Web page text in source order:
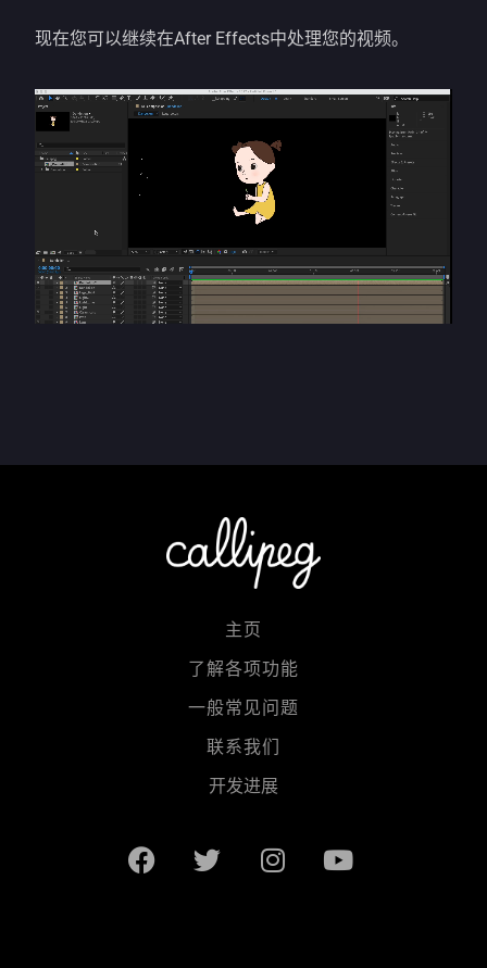
现在您可以继续在After Effects中处理您的视频。
主页
了解各项功能
一般常见问题
联系我们
开发进展